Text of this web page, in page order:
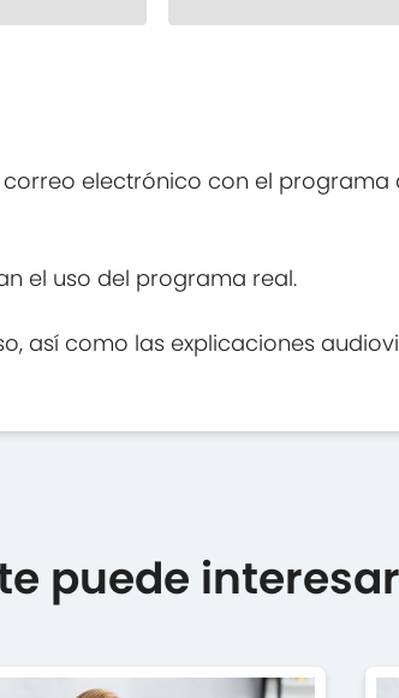
electrónico con el programa
el uso del programa real.
así como las explicaciones
puede